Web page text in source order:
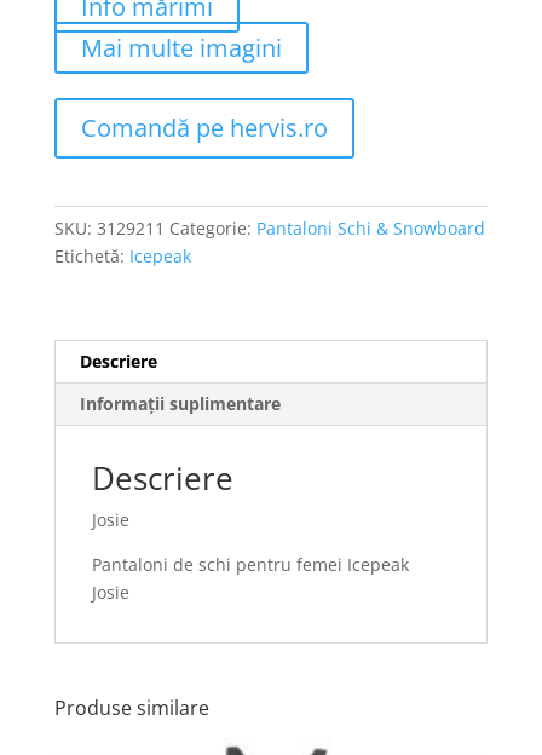
Info mărimi
Mai multe imagini
Comandă pe hervis.ro
SKU: 3129211 Categorie: Pantaloni Schi & Snowboard
Etichetă: Icepeak
Descriere
Informații suplimentare
Descriere
Josie
Pantaloni de schi pentru femei Icepeak
Josie
Produse similare